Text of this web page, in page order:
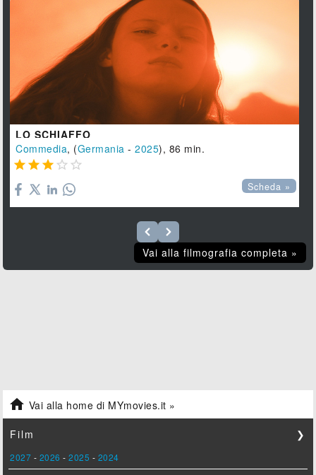
LO SCHIAFFO
Commedia, (Germania -2025), 86 min.
    
Scheda »
Vai alla filmografia completa »
 Vai alla home di MYmovies.it »
Film ❯
2027 - 2026 -2025 - 2024